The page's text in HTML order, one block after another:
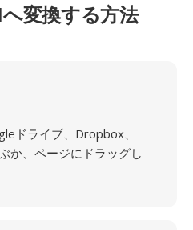
変換する方法
ドライブ、Dropbox、
か、ページにドラッグし